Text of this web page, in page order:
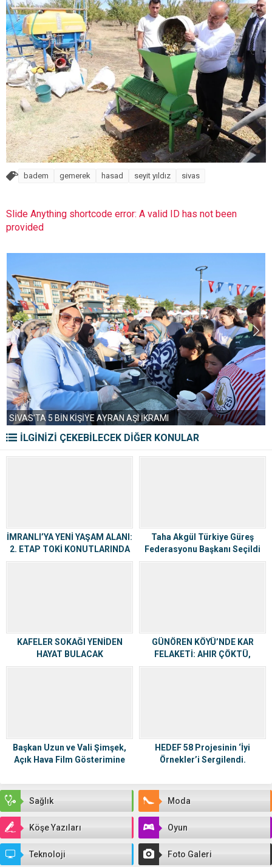
badem gemerek hasad seyit yıldız sivas
Slide Anything shortcode error: A valid ID has not been
provided
SİVAS’TA 5 BİN KİŞİYE AYRAN AŞI İKRAMI
İLGİNİZİ ÇEKEBİLECEK DİĞER KONULAR
İMRANLI’YA YENİ YAŞAM ALANI:
2. ETAP TOKİ KONUTLARINDA
START VERİLDİ
Taha Akgül Türkiye Güreş
Federasyonu Başkanı Seçildi
KAFELER SOKAĞI YENİDEN
HAYAT BULACAK
GÜNÖREN KÖYÜ’NDE KAR
FELAKETİ: AHIR ÇÖKTÜ,
HAYVANLAR SON ANDA
Başkan Uzun ve Vali Şimşek,
Açık Hava Film Gösterimine
HEDEF 58 Projesinin ‘İyi
Örnekler’i Sergilendi.
Sağlık Moda
Köşe Yazıları Oyun
Teknoloji Foto Galeri